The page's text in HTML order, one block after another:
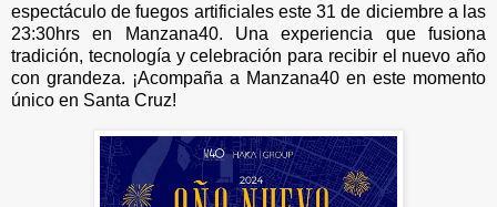
espectáculo de fuegos artificiales este 31 de diciembre a las
23:30hrs en Manzana40. Una experiencia que fusiona
tradición, tecnología y celebración para recibir el nuevo año
con grandeza. ¡Acompaña a Manzana40 en este momento
único en Santa Cruz!